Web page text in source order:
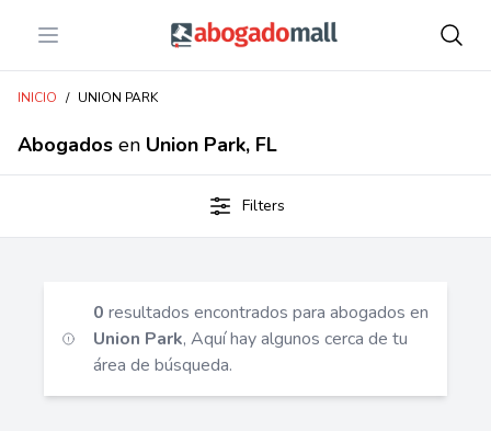
Open menu Abogadomall
INICIO / UNION PARK
Abogados en Union Park, FL
Filters
0 resultados encontrados para abogados en
Union Park, Aquí hay algunos cerca de tu
área de búsqueda.